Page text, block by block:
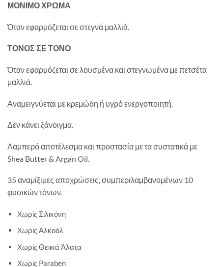
ΜΟΝΙΜΟ ΧΡΩΜΑ
Όταν εφαρμόζεται σε στεγνά μαλλιά.
ΤΟΝΟΣ ΣΕ ΤΟΝΟ
Όταν εφαρμόζεται σε λουσμένα και στεγνωμένα με πετσέτα
μαλλιά.
Αναμειγνύεται με κρεμώδη ή υγρό ενεργοποιητή.
Δεν κάνει ξάνοιγμα.
Λαμπερό αποτέλεσμα και προστασία με τα συστατικά με
Shea Butter & Argan Oil.
35 αναμίξιμες αποχρώσεις, συμπεριλαμβανομένων 10
φυσικών τόνων.
Χωρίς Σιλικόνη
Χωρίς Αλκοόλ
Χωρίς Θειικά Άλατα
Χωρίς Paraben